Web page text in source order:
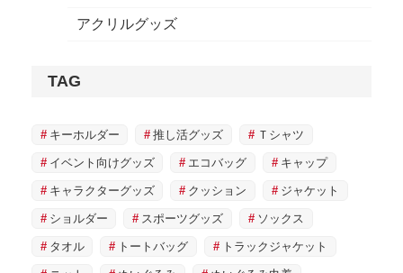
アクリルグッズ
TAG
キーホルダー 推し活グッズ Ｔシャツ
イベント向けグッズ エコバッグ キャップ
キャラクターグッズ クッション ジャケット
ショルダー スポーツグッズ ソックス
タオル トートバッグ トラックジャケット